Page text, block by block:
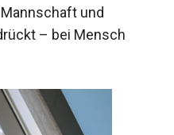
und
– bei Mensch